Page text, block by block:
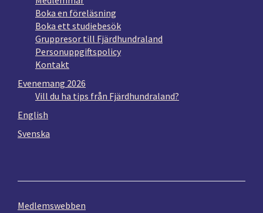
Boka en föreläsning
Boka ett studiebesök
Gruppresor till Fjärdhundraland
Personuppgiftspolicy
Kontakt
Evenemang 2026
Vill du ha tips från Fjärdhundraland?
English
Svenska
Medlemswebben